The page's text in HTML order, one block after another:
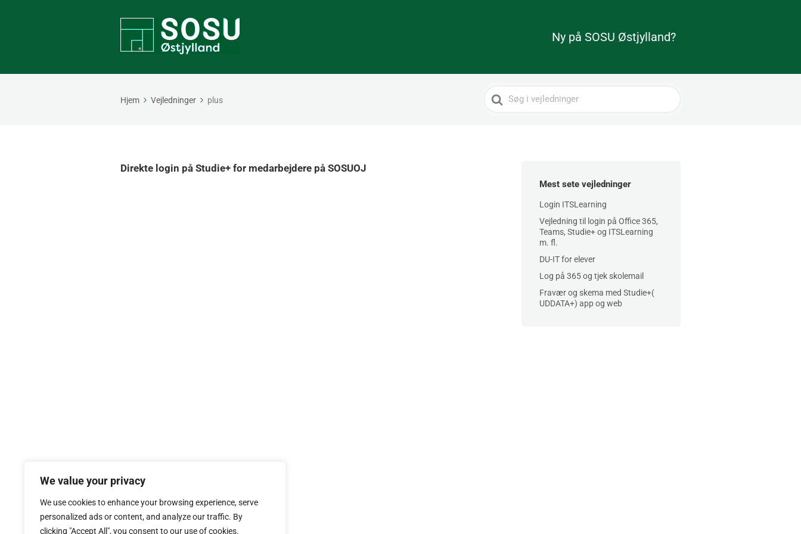
We value your privacy
We use cookies to enhance your browsing experience, serve
personalized ads or content, and analyze our traffic. By
clicking "Accept All", you consent to our use of cookies.
Ny på SOSU Østjylland?
Hjem Vejledninger plus
Search
For
Direkte login på Studie+ for medarbejdere på SOSUOJ
Mest sete vejledninger
Login ITSLearning
Vejledning til login på Office 365,
Teams, Studie+ og ITSLearning
m. fl.
DU-IT for elever
Log på 365 og tjek skolemail
Fravær og skema med Studie+(
UDDATA+) app og web